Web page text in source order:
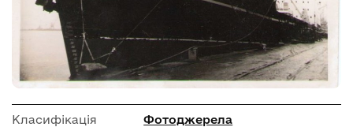
Класифікація Фотоджерела